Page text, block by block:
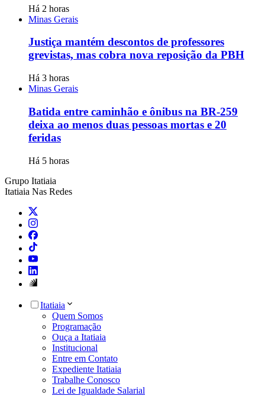
Há 2 horas
Minas Gerais
Justiça mantém descontos de professores
grevistas, mas cobra nova reposição da PBH
Há 3 horas
Minas Gerais
Batida entre caminhão e ônibus na BR-259
deixa ao menos duas pessoas mortas e 20
feridas
Há 5 horas
Grupo Itatiaia
Itatiaia Nas Redes
Itatiaia
Quem Somos
Programação
Ouça a Itatiaia
Institucional
Entre em Contato
Expediente Itatiaia
Trabalhe Conosco
Lei de Igualdade Salarial